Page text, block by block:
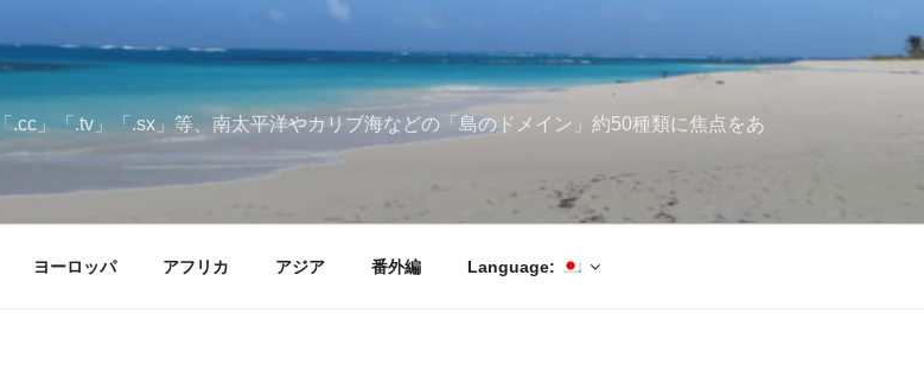
」「.tv」「.sx」等、南太平洋やカリブ海などの「島のドメイン」約50種類に焦点をあ
ヨーロッパ アフリカ アジア 番外編 Language: